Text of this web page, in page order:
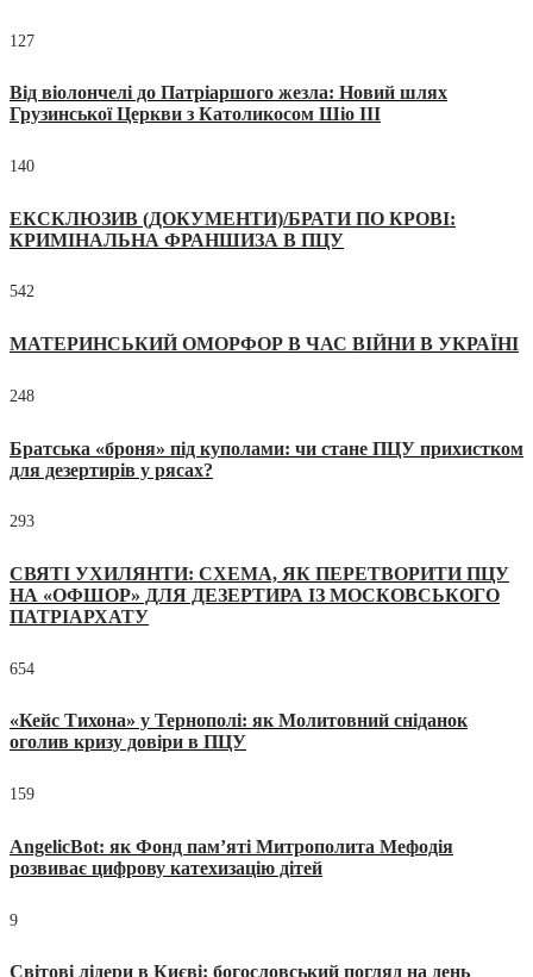
127
Від віолончелі до Патріаршого жезла: Новий шлях
Грузинської Церкви з Католикосом Шіо III
140
ЕКСКЛЮЗИВ (ДОКУМЕНТИ)/БРАТИ ПО КРОВІ:
КРИМІНАЛЬНА ФРАНШИЗА В ПЦУ
542
МАТЕРИНСЬКИЙ ОМОРФОР В ЧАС ВІЙНИ В УКРАЇНІ
248
Братська «броня» під куполами: чи стане ПЦУ прихистком
для дезертирів у рясах?
293
СВЯТІ УХИЛЯНТИ: СХЕМА, ЯК ПЕРЕТВОРИТИ ПЦУ
НА «ОФШОР» ДЛЯ ДЕЗЕРТИРА ІЗ МОСКОВСЬКОГО
ПАТРІАРХАТУ
654
«Кейс Тихона» у Тернополі: як Молитовний сніданок
оголив кризу довіри в ПЦУ
159
AngelicBot: як Фонд пам’яті Митрополита Мефодія
розвиває цифрову катехизацію дітей
9
Світові лідери в Києві: богословський погляд на день